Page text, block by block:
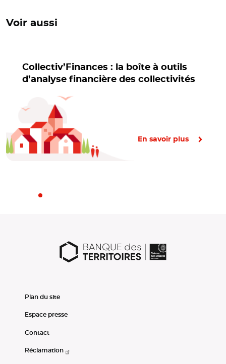
Voir aussi
Collectiv’Finances : la boîte à outils
d’analyse financière des collectivités
En savoir plus
Plan du site
Espace presse
Contact
Réclamation